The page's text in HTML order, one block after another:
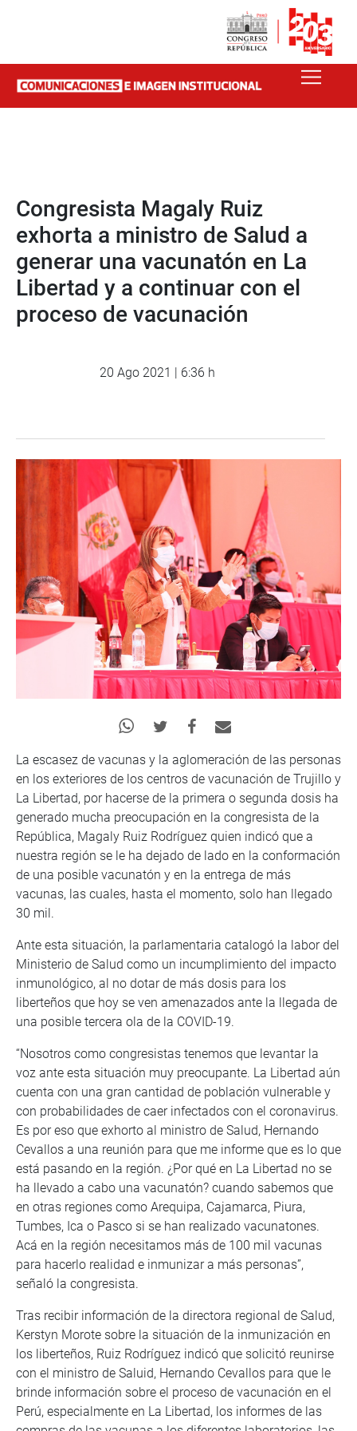
Congresista Magaly Ruiz
exhorta a ministro de Salud a
generar una vacunatón en La
Libertad y a continuar con el
proceso de vacunación
20 Ago 2021 | 6:36 h
La escasez de vacunas y la aglomeración de las personas
en los exteriores de los centros de vacunación de Trujillo y
La Libertad, por hacerse de la primera o segunda dosis ha
generado mucha preocupación en la congresista de la
República, Magaly Ruiz Rodríguez quien indicó que a
nuestra región se le ha dejado de lado en la conformación
de una posible vacunatón y en la entrega de más
vacunas, las cuales, hasta el momento, solo han llegado
30 mil.
Ante esta situación, la parlamentaria catalogó la labor del
Ministerio de Salud como un incumplimiento del impacto
inmunológico, al no dotar de más dosis para los
liberteños que hoy se ven amenazados ante la llegada de
una posible tercera ola de la COVID-19.
“Nosotros como congresistas tenemos que levantar la
voz ante esta situación muy preocupante. La Libertad aún
cuenta con una gran cantidad de población vulnerable y
con probabilidades de caer infectados con el coronavirus.
Es por eso que exhorto al ministro de Salud, Hernando
Cevallos a una reunión para que me informe que es lo que
está pasando en la región. ¿Por qué en La Libertad no se
ha llevado a cabo una vacunatón? cuando sabemos que
en otras regiones como Arequipa, Cajamarca, Piura,
Tumbes, Ica o Pasco si se han realizado vacunatones.
Acá en la región necesitamos más de 100 mil vacunas
para hacerlo realidad e inmunizar a más personas”,
señaló la congresista.
Tras recibir información de la directora regional de Salud,
Kerstyn Morote sobre la situación de la inmunización en
los liberteños, Ruiz Rodríguez indicó que solicitó reunirse
con el ministro de Saluid, Hernando Cevallos para que le
brinde información sobre el proceso de vacunación en el
Perú, especialmente en La Libertad, los informes de las